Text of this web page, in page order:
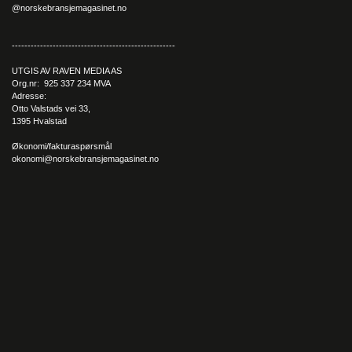
@norskebransjemagasinet.no
----------------------------------------------------
UTGIS AV RAVEN MEDIA AS
Org.nr: 925 337 234 MVA
Adresse:
Otto Valstads vei 33,
1395 Hvalstad
Økonomi/fakturaspørsmål
okonomi@norskebransjemagasinet.no